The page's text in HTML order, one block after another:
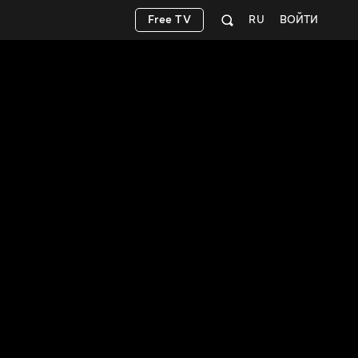
ВОЙТИ
RU
Free TV